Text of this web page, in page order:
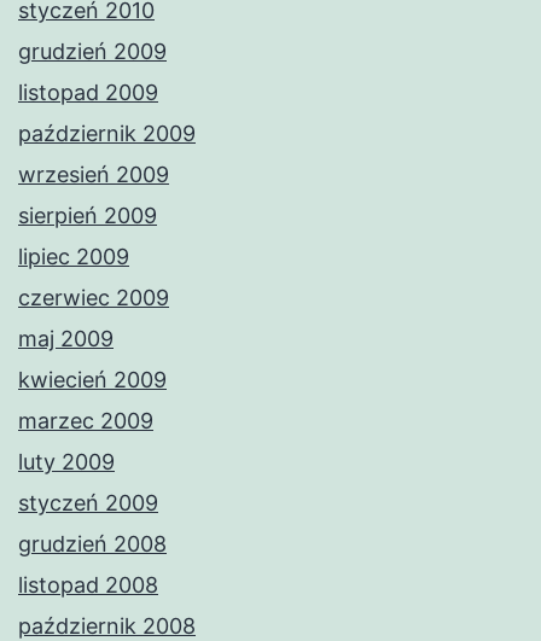
styczeń 2010
grudzień 2009
listopad 2009
październik 2009
wrzesień 2009
sierpień 2009
lipiec 2009
czerwiec 2009
maj 2009
kwiecień 2009
marzec 2009
luty 2009
styczeń 2009
grudzień 2008
listopad 2008
październik 2008